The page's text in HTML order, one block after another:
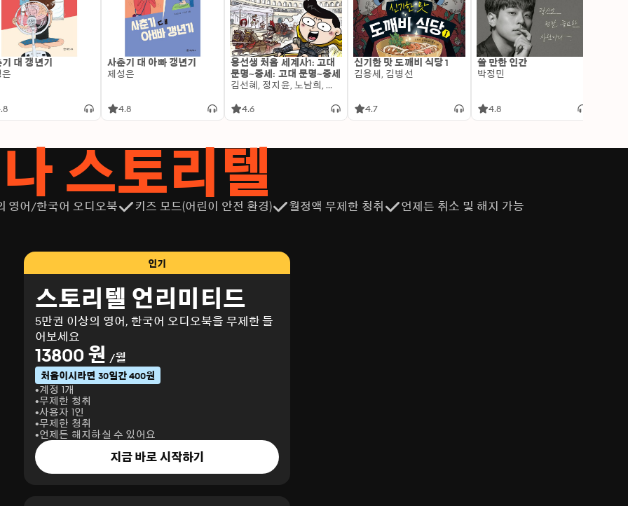
대 갱년기
사춘기 대 아빠 갱년기
제성은
4.8
용선생 처음 세계사1: 고대
문명~중세: 고대 문명~중세
김선혜, 정지윤, 노남희, 뭉선생, 윤효식, 이우일, 김선빈, 사회평론 역사연구소
4.6
신기한 맛 도깨비 식당 1
김용세, 김병선
4.7
쓸 만한 인간
박정민
4.8
스토리텔
영어/한국어 오디오북 키즈 모드(어린이 안전 환경) 월정액 무제한 청취 언제든 취소 및 해지 가능
인기
스토리텔 언리미티드
5만권 이상의 영어, 한국어 오디오북을 무제한 들
어보세요
13800 원 /월
처음이시라면 30일간 400원
계정 1개
무제한 청취
사용자 1인
무제한 청취
언제든 해지하실 수 있어요
지금 바로 시작하기